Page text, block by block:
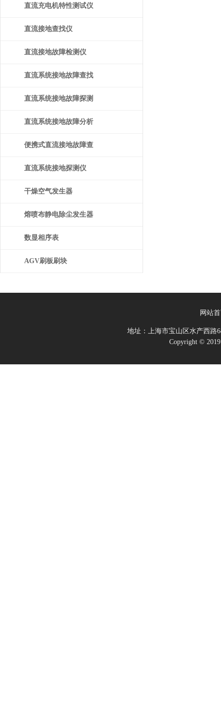
直流充电机特性测试仪
直流接地查找仪
直流接地故障检测仪
直流系统接地故障查找
仪
直流系统接地故障探测
仪
直流系统接地故障分析
仪
便携式直流接地故障查
找仪
直流系统接地探测仪
干燥空气发生器
熔喷布静电除尘发生器
数显相序表
AGV刷板刷块
网站
地址：上海市宝山区水产西路
Copyright ©